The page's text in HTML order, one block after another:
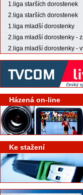
1.liga starších dorostenek
2.liga starších dorostenek
1.liga mladší dorostenky
2.liga mladší dorostenky -
2.liga mladší dorostenky -
Házená on-line
Ke stažení